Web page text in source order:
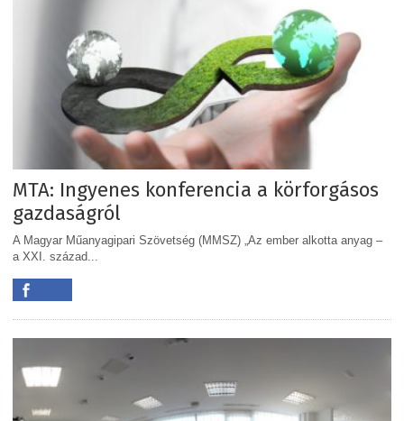
MTA: Ingyenes konferencia a körforgásos
gazdaságról
A Magyar Műanyagipari Szövetség (MMSZ) „Az ember alkotta anyag –
a XXI. század...